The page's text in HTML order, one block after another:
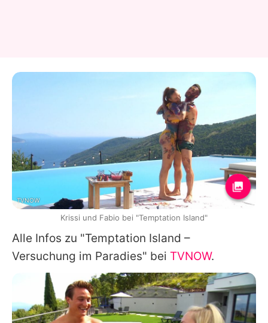
Alle Infos zu "Temptation Island –
Versuchung im Paradies" bei TVNOW.
TVNOW
Krissi und Fabio bei "Temptation Island"